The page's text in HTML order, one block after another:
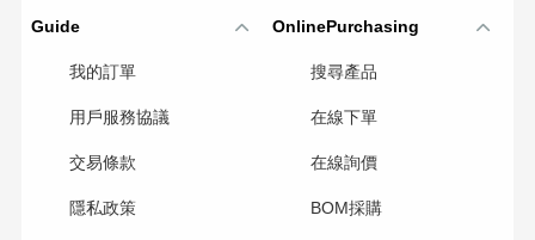
Guide
我的訂單
用戶服務協議
交易條款
隱私政策
OnlinePurchasing
搜尋產品
在線下單
在線詢價
BOM採購